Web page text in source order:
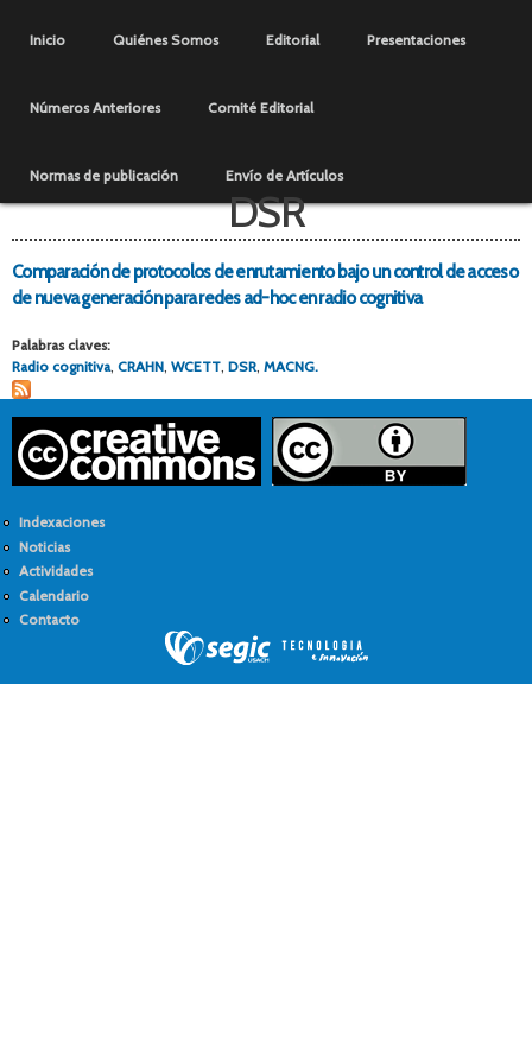
contenido
Menú principal
Inicio Quiénes Somos Editorial Presentaciones
Números Anteriores Comité Editorial
Normas de publicación Envío de Artículos
DSR
Comparación de protocolos de enrutamiento bajo un control de acceso
de nueva generación para redes ad-hoc en radio cognitiva
Palabras claves:
Radio cognitiva, CRAHN, WCETT, DSR, MACNG.
Indexaciones
Noticias
Actividades
Calendario
Contacto